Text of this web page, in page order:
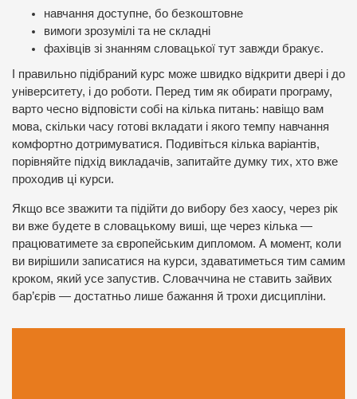
навчання доступне, бо безкоштовне
вимоги зрозумілі та не складні
фахівців зі знанням словацької тут завжди бракує.
І правильно підібраний курс може швидко відкрити двері і до
університету, і до роботи. Перед тим як обирати програму,
варто чесно відповісти собі на кілька питань: навіщо вам
мова, скільки часу готові вкладати і якого темпу навчання
комфортно дотримуватися. Подивіться кілька варіантів,
порівняйте підхід викладачів, запитайте думку тих, хто вже
проходив ці курси.
Якщо все зважити та підійти до вибору без хаосу, через рік
ви вже будете в словацькому виші, ще через кілька —
працюватимете за європейським дипломом. А момент, коли
ви вирішили записатися на курси, здаватиметься тим самим
кроком, який усе запустив. Словаччина не ставить зайвих
бар’єрів — достатньо лише бажання й трохи дисципліни.